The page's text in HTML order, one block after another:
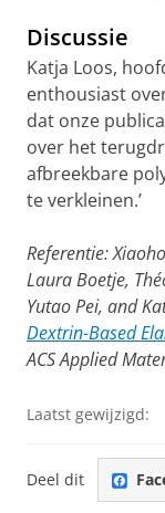
Discussie
Katja Loos,
enthousiast
dat onze
over het
afbreekbare
te verkleinen.’
Referentie:
Laura Boetje,
Yutao Pei, and
Dextrin-Based
ACS Applied
Laatst gewijzigd:
Deel dit